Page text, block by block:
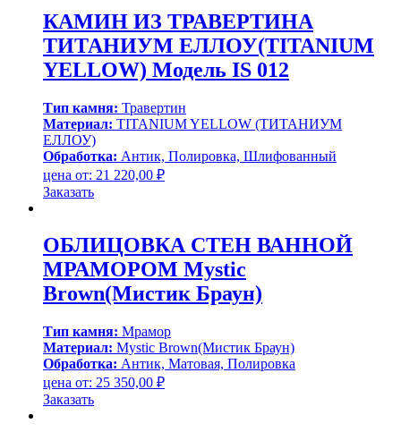
КАМИН ИЗ ТРАВЕРТИНА
ТИТАНИУМ ЕЛЛОУ(TITANIUM
YELLOW) Модель IS 012
Тип камня: Травертин
Материал: TITANIUM YELLOW (ТИТАНИУМ
ЕЛЛОУ)
Обработка: Антик, Полировка, Шлифованный
цена от: 21 220,00 ₽
Заказать
ОБЛИЦОВКА СТЕН ВАННОЙ
МРАМОРОМ Mystic
Brown(Мистик Браун)
Тип камня: Мрамор
Материал: Mystic Brown(Мистик Браун)
Обработка: Антик, Матовая, Полировка
цена от: 25 350,00 ₽
Заказать